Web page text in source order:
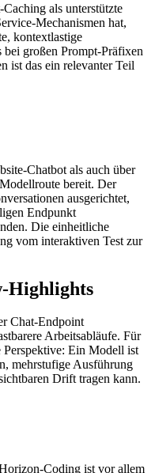
als unterstützte
Mechanismen hat,
kontextlastige
bei großen Prompt-Präfixen
ist das ein relevanter Teil
Chatbot als auch über
bereit. Der
ausgerichtet,
Endpunkt
Die einheitliche
vom interaktiven Test zur
Highlights
Chat-Endpoint
Arbeitsabläufe. Für
Perspektive: Ein Modell ist
mehrstufige Ausführung
Drift tragen kann.
Coding ist vor allem